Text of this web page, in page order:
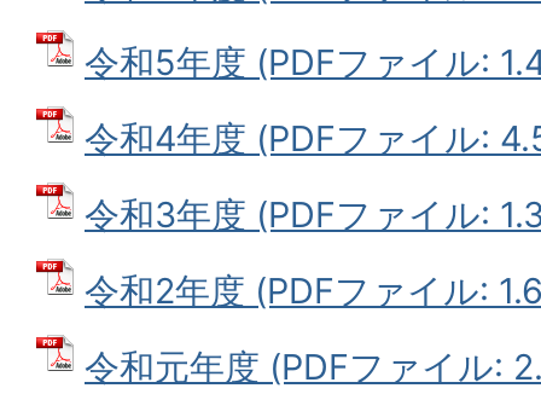
令和5年度 (PDFファイル:
令和4年度 (PDFファイル:
令和3年度 (PDFファイル:
令和2年度 (PDFファイル:
令和元年度 (PDFファイル: